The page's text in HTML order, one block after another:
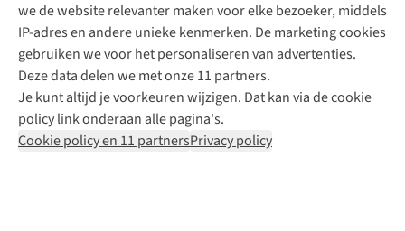
we de website relevanter maken voor elke bezoeker, middels
IP-adres en andere unieke kenmerken. De marketing cookies
gebruiken we voor het personaliseren van advertenties.
Deze data delen we met onze 11 partners.
Je kunt altijd je voorkeuren wijzigen. Dat kan via de cookie
policy link onderaan alle pagina's.
Cookie policy en 11 partnersPrivacy policy